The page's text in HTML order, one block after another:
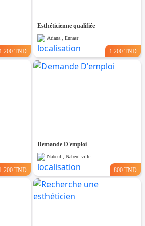
1.200 TND
Esthéticienne qualifiée
Ariana , Ennasr
1.200 TND
1.200 TND
Demande D'emploi
Nabeul , Nabeul ville
800 TND